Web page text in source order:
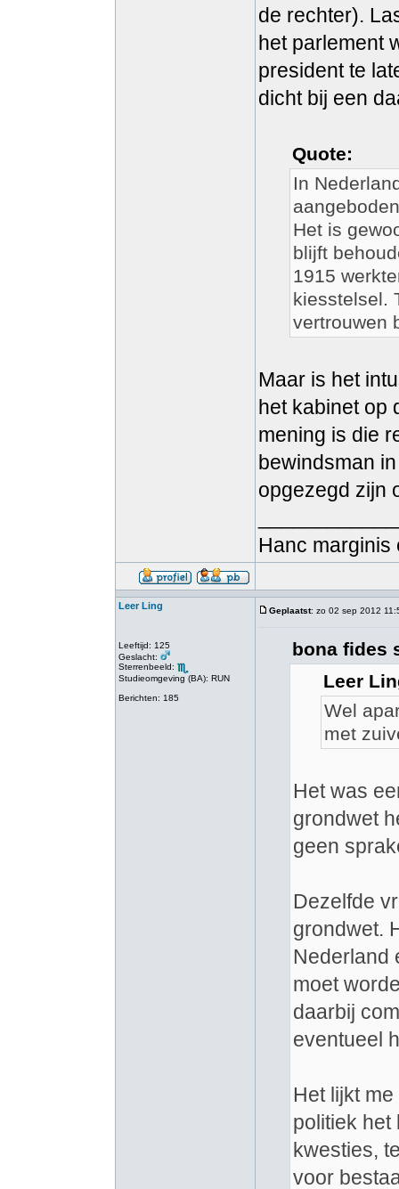
de rechter).
het parlement
president te
dicht bij een
Quote:
In
Het is
blijft
1915
kiesstelsel.
vertrouwen
Maar is het
het kabinet op
mening is die
bewindsman
opgezegd zijn
Hanc marginis
Leer Ling
Leeftijd: 125
Geslacht:
Sterrenbeeld:
Studieomgeving (BA): RUN
Berichten: 185
Geplaatst: zo 02 sep 2012
bona fides
Leer
Wel
met
Het was
grondwet
geen
Dezelfde
grondwet.
Nederland
moet
daarbij
eventueel
Het lijkt
politiek het
kwesties,
voor